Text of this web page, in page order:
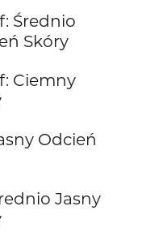
Średnio
Skóry
Ciemny
Odcień
Jasny